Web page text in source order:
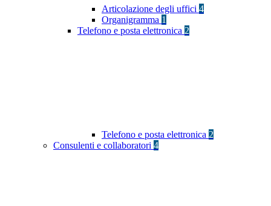
Articolazione degli uffici 4
Organigramma 1
Telefono e posta elettronica 2
Telefono e posta elettronica 2
Consulenti e collaboratori 4